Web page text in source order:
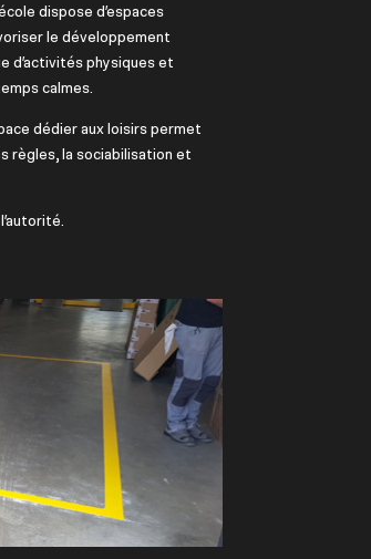
dispose d’espaces
le développement
d’activités physiques et
calmes.
dédier aux loisirs permet
règles, la sociabilisation et